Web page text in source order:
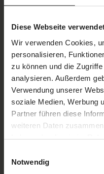
Diese Webseite
Wir verwenden Cookies,
personalisieren,
zu können und die
analysieren. Außerdem
Verwendung unserer
soziale Medien, Werbung
Partner führen diese
weiteren Daten
Notwendig
region inspired